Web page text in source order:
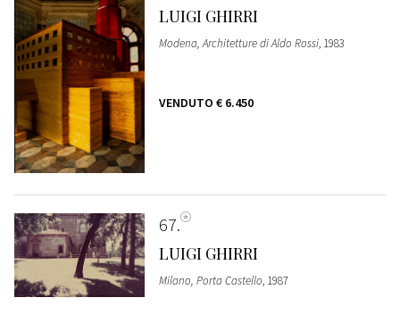
LUIGI GHIRRI
Modena, Architetture di Aldo Rossi, 1983
VENDUTO € 6.450
67
LUIGI GHIRRI
Milano, Porta Castello, 1987